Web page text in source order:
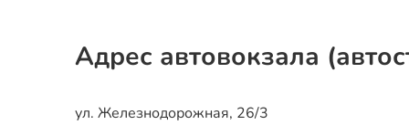
Адрес автовокзала
ул. Железнодорожная, 26/3